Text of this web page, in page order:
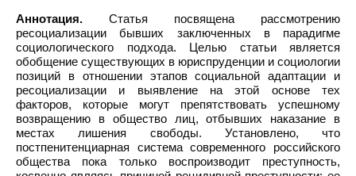
Аннотация. Статья посвящена рассмотрению
ресоциализации бывших заключенных в парадигме
социологического подхода. Целью статьи является
обобщение существующих в юриспруденции и социологии
позиций в отношении этапов социальной адаптации и
ресоциализации и выявление на этой основе тех
факторов, которые могут препятствовать успешному
возвращению в общество лиц, отбывших наказание в
местах лишения свободы. Установлено, что
постпенитенциарная система современного российского
общества пока только воспроизводит преступность,